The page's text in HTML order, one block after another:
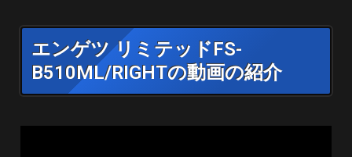
エンゲツ リミテッドFS-
B510ML/RIGHTの動画の紹介